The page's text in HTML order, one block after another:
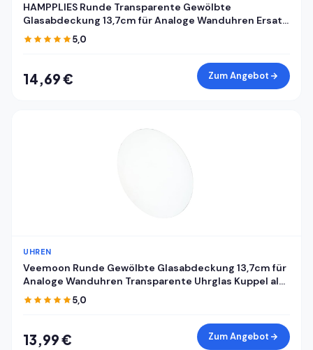
HAMPPLIES Runde Transparente Gewölbte
Glasabdeckung 13,7cm für Analoge Wanduhren Ersatz
Uhrglas Selbstgemacht Abdeckung für Mechanische
Wanduhrzifferblätter
5,0
14,69 € Zum Angebot
UHREN
Veemoon Runde Gewölbte Glasabdeckung 13,7cm für
Analoge Wanduhren Transparente Uhrglas Kuppel als
Ersatz Staubdichte Klare Uhrenglasabdeckung für
Selbstgemacht Uhrreparatur
5,0
13,99 € Zum Angebot